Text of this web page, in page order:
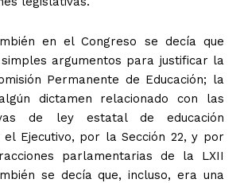
en el Congreso se decía que
argumentos para justificar la
Permanente de Educación; la
dictamen relacionado con las
de ley estatal de educación
Ejecutivo, por la Sección 22, y por
parlamentarias de la LXII
se decía que, incluso, era una